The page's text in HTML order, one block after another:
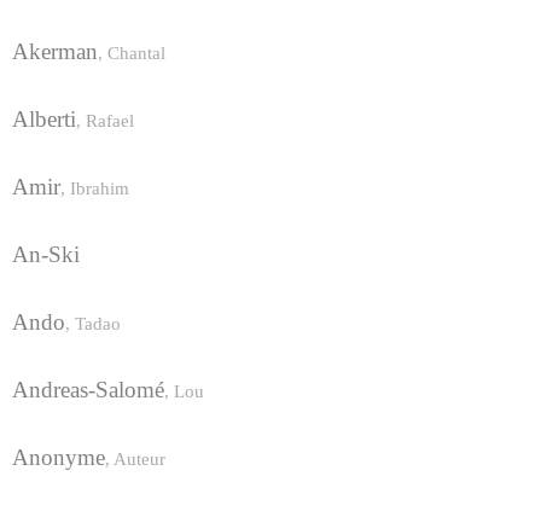
Akerman, Chantal
Alberti, Rafael
Amir, Ibrahim
An-Ski
Ando, Tadao
Andreas-Salomé, Lou
Anonyme, Auteur